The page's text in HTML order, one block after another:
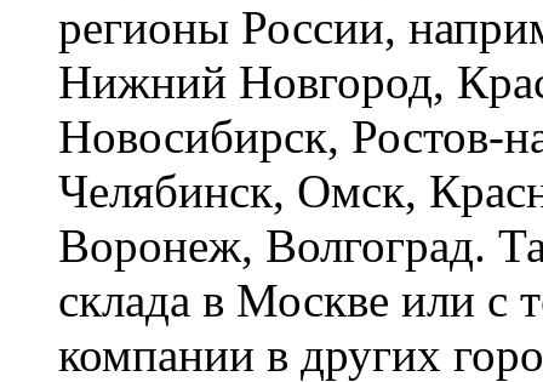
регионы России,
Нижний Новгород,
Новосибирск, Ростов-
Челябинск, Омск,
Воронеж, Волгоград.
склада в Москве или с
компании в других